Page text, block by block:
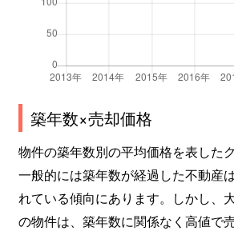
築年数×売却価格
物件の築年数別の平均価格を表した
一般的には築年数が経過した不動産
れている傾向にあります。しかし、
の物件は、築年数に関係なく高値で